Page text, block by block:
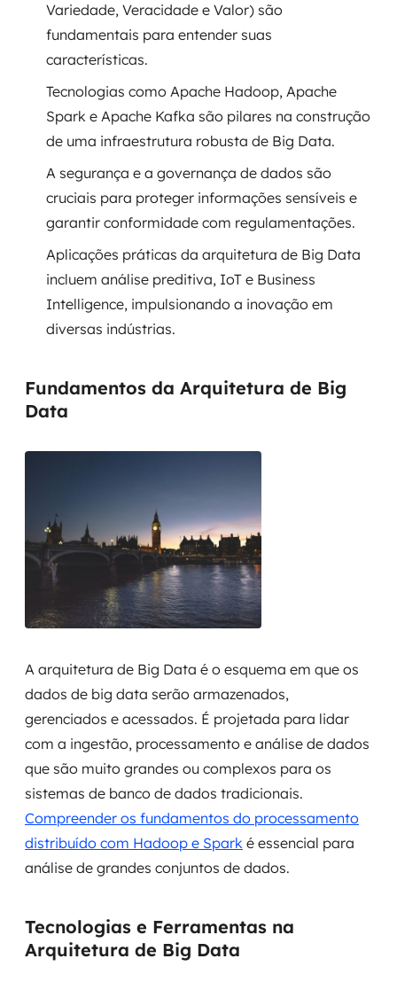
UX / UI design
Sustentar operações com eficiência
Sustentação de aplicações
Monitoramento 24x7
Suporte a banco de dados
FinOps
Billing Cloud
Escalar com segurança
MSS
Consultoria de segurança
Simulação de Phishing
Variedade, Veracidade e Valor) são
fundamentais para entender suas
características.
Tecnologias como Apache Hadoop, Apache
Spark e Apache Kafka são pilares na construção
de uma infraestrutura robusta de Big Data.
A segurança e a governança de dados são
cruciais para proteger informações sensíveis e
garantir conformidade com regulamentações.
Aplicações práticas da arquitetura de Big Data
incluem análise preditiva, IoT e Business
Intelligence, impulsionando a inovação em
diversas indústrias.
Fundamentos da Arquitetura de Big
Data
A arquitetura de Big Data é o esquema em que os
dados de big data serão armazenados,
gerenciados e acessados. É projetada para lidar
com a ingestão, processamento e análise de dados
que são muito grandes ou complexos para os
sistemas de banco de dados tradicionais.
Compreender os fundamentos do processamento
distribuído com Hadoop e Spark é essencial para
análise de grandes conjuntos de dados.
Tecnologias e Ferramentas na
Arquitetura de Big Data